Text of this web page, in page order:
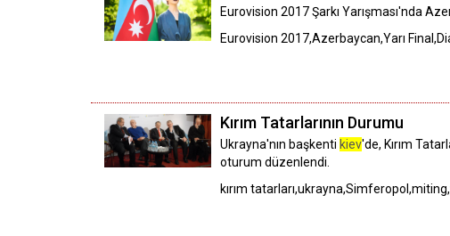
Eurovision 2017 Şarkı Yarışması'nda
Eurovision 2017,Azerbaycan,Yarı
Kırım Tatarlarının Durumu
Ukrayna'nın başkenti kiev'de, Kırım
oturum düzenlendi.
kırım